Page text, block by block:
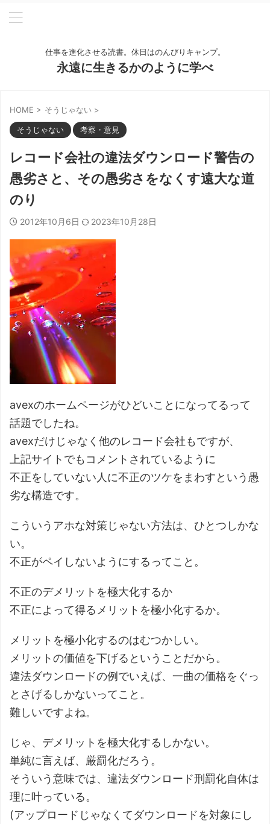
仕事を進化させる読書。休日はのんびりキャンプ。
永遠に生きるかのように学べ
HOME > そうじゃない >
そうじゃない 考察・意見
レコード会社の違法ダウンロード警告の
愚劣さと、その愚劣さをなくす遠大な道
のり
2012年10月6日 2023年10月28日
avexのホームページがひどいことになってるって
話題でしたね。
avexだけじゃなく他のレコード会社もですが、
上記サイトでもコメントされているように
不正をしていない人に不正のツケをまわすという愚
劣な構造です。
こういうアホな対策じゃない方法は、ひとつしかな
い。
不正がペイしないようにするってこと。
不正のデメリットを極大化するか
不正によって得るメリットを極小化するか。
メリットを極小化するのはむつかしい。
メリットの価値を下げるということだから。
違法ダウンロードの例でいえば、一曲の価格をぐっ
とさげるしかないってこと。
難しいですよね。
じゃ、デメリットを極大化するしかない。
単純に言えば、厳罰化だろう。
そういう意味では、違法ダウンロード刑罰化自体は
理に叶っている。
(アップロードじゃなくてダウンロードを対象にし